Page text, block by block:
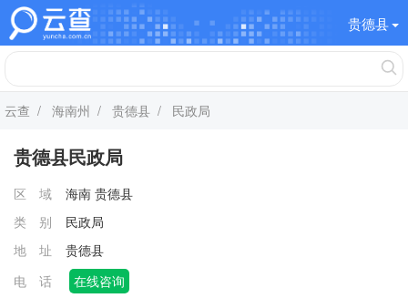
贵德县
云查 / 海南州 / 贵德县 / 民政局
贵德县民政局
区 域 海南 贵德县
类 别
民政局
地 址
贵德县
电 话
在线咨询